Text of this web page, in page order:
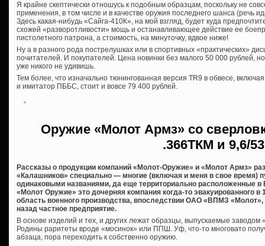
Я крайне скептически отношусь к подобным образцам, поскольку не
применения, в том числе и в качестве оружия последнего шанса (речь
Здесь какая-нибудь «Сайга-410К», на мой взгляд, будет куда
схожей «разворотливости» мощь и останавливающее действие ее
пистолетного патрона, а стоимость, на минуточку, вдвое ниже!
Ну а в разного рода пострелушках или в спортивных «практических»
почитателей. И покупателей. Цена новинки без малого 50 000 рублей,
уже никого не удивишь.
Тем более, что изначально тюнингованная версия TR9 в обвесе,
и имитатор ПББС, стоит и вовсе 79 400 рублей.
Оружие «Молот Армз» со
.366ТКМ и 9,6/53
Рассказы о продукции компаний «Молот-Оружие» и «Молот Армз»
«Калашников» специально — многие (включая и меня в свое время)
одинаковыми названиями, да еще территориально расположенные в
«Молот Оружие» это дочерняя компания когда-то эвакуированного в
область военного производства, впоследствии ОАО «ВПМЗ
назад частное предприятие.
В основе изделий и тех, и других лежат образцы, выпускаемые
Родины раритеты вроде «мосинок» или ППШ. Уф, что-то многовато
абзаца, пора переходить к собственно оружию.